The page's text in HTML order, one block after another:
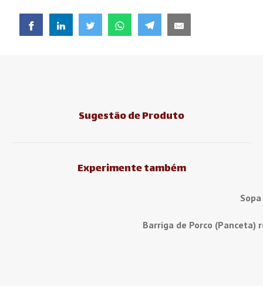
Sugestão de Produto
Experimente também
Barriga de Porco (Panceta)